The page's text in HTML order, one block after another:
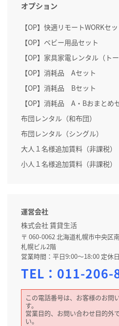
オプション
【OP】快適リモートWORKセ
【OP】ベビー用品セット
【OP】家具家電レンタル（トー
【OP】消耗品 Aセット
【OP】消耗品 Bセット
【OP】消耗品 A・Bおまとめ
布団レンタル（和布団）
布団レンタル（シングル）
大人１名様追加賃料（非課税）
小人１名様追加賃料（非課税）
運営会社
株式会社 賃貸生活
〒 060-0062 北海道札幌市中央区
札幌ビル2階
営業時間：平日9:00～18:00 定休
TEL： 011-206-
この電話番号は、お客様のお問
す。
営業目的、お問い合わせ目的外
い。